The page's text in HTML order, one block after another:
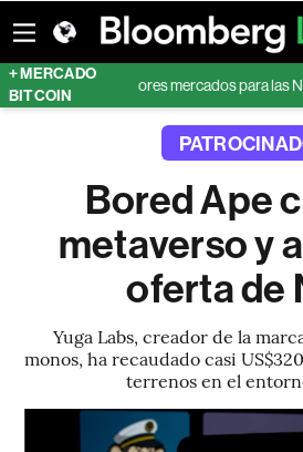
+ MERCADO
BITCOIN
uno de los mayores mercados para las NFT
Bored Ape
metaverso y
oferta de
Yuga Labs, creador de la
monos, ha recaudado casi
terrenos en el